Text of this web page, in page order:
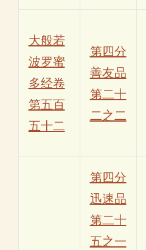
大般若
波罗蜜
多经卷
第五百
五十二
第四分
善友品
第二十
二之二
第四分
迅速品
第二十
五之一